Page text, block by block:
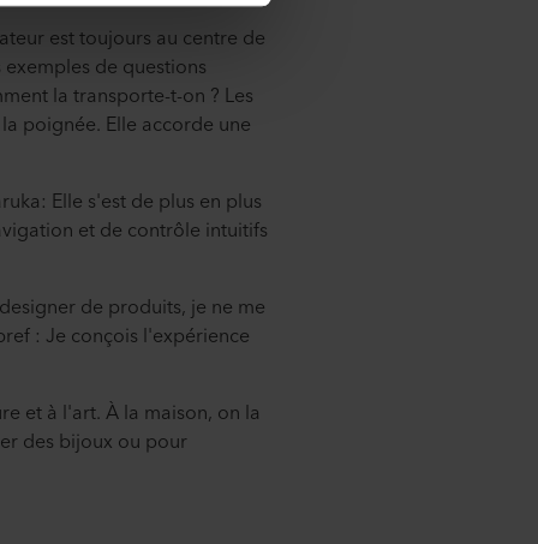
est toujours au centre de
de questions
la transporte-t-on ? Les
poignée. Elle accorde une
Elle s'est de plus en plus
et de contrôle intuitifs
de produits, je ne me
: Je conçois l'expérience
et à l'art. À la maison, on la
des bijoux ou pour